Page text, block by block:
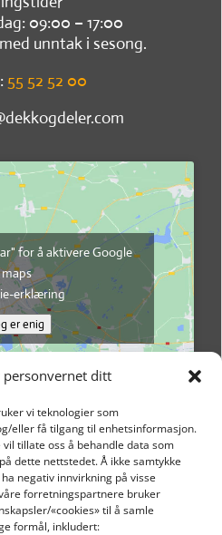
ditt
vi teknologier som
eller få tilgang til enhetsinformasjon.
tillate oss å behandle data som
dette nettstedet. Å ikke samtykke
negativ innvirkning på visse
forretningspartnere bruker
«cookies» til å samle
formål, inkludert:
09:00 – 17:00
unntak i sesong.
55 52 52 00
for å aktivere Google
maps
erklæring
er enig